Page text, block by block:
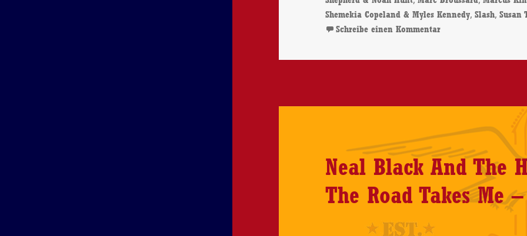
Shemekia Copeland & Myles Kennedy,Slash,Susan
Schreibe einen Kommentarzu Various Artists –
Neal Black And The
The Road Takes Me